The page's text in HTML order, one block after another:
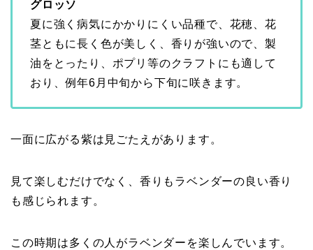
グロッソ
夏に強く病気にかかりにくい品種で、花穂、花
茎ともに長く色が美しく、香りが強いので、製
油をとったり、ポプリ等のクラフトにも適して
おり、例年6月中旬から下旬に咲きます。
一面に広がる紫は見ごたえがあります。
見て楽しむだけでなく、香りもラベンダーの良い香り
も感じられます。
この時期は多くの人がラベンダーを楽しんでいます。